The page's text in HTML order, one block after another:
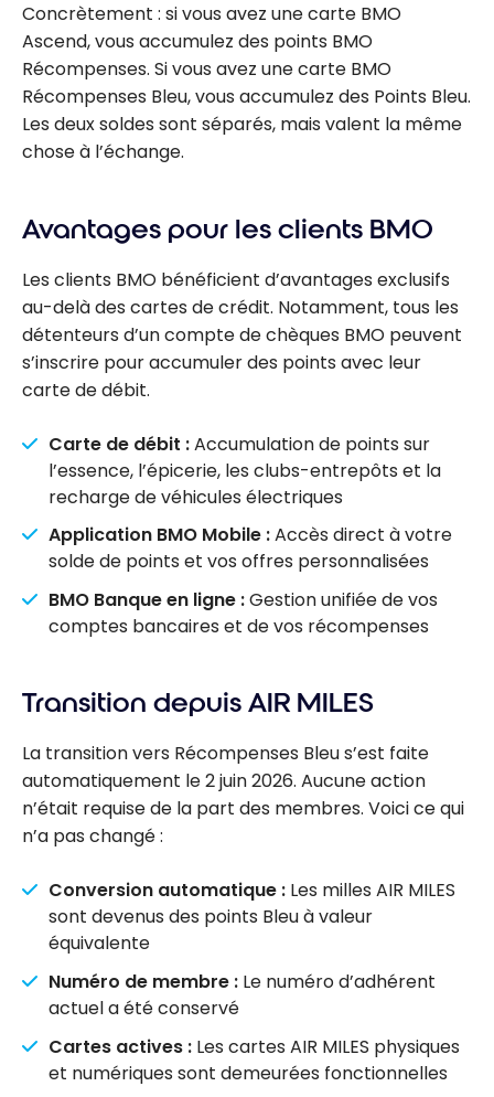
Concrètement : si vous avez une carte BMO
Ascend, vous accumulez des points BMO
Récompenses. Si vous avez une carte BMO
Récompenses Bleu, vous accumulez des Points Bleu.
Les deux soldes sont séparés, mais valent la même
chose à l’échange.
Avantages pour les clients BMO
Les clients BMO bénéficient d’avantages exclusifs
au-delà des cartes de crédit. Notamment, tous les
détenteurs d’un compte de chèques BMO peuvent
s’inscrire pour accumuler des points avec leur
carte de débit.
Carte de débit :Accumulation de points sur
l’essence, l’épicerie, les clubs-entrepôts et la
recharge de véhicules électriques
Application BMO Mobile :Accès direct à votre
solde de points et vos offres personnalisées
BMO Banque en ligne :Gestion unifiée de vos
comptes bancaires et de vos récompenses
Transition depuis AIR MILES
La transition vers Récompenses Bleu s’est faite
automatiquement le 2 juin 2026. Aucune action
n’était requise de la part des membres. Voici ce qui
n’a pas changé :
Conversion automatique : Les milles AIR MILES
sont devenus des points Bleu à valeur
équivalente
Numéro de membre : Le numéro d’adhérent
actuel a été conservé
Cartes actives : Les cartes AIR MILES physiques
et numériques sont demeurées fonctionnelles